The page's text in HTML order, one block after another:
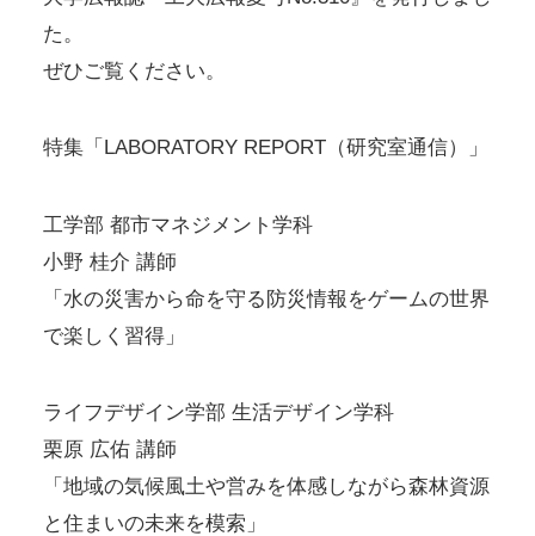
た。
ぜひご覧ください。
特集「LABORATORY REPORT（研究室通信）」
工学部 都市マネジメント学科
小野 桂介 講師
「水の災害から命を守る防災情報をゲームの世界
で楽しく習得」
ライフデザイン学部 生活デザイン学科
栗原 広佑 講師
「地域の気候風土や営みを体感しながら森林資源
と住まいの未来を模索」